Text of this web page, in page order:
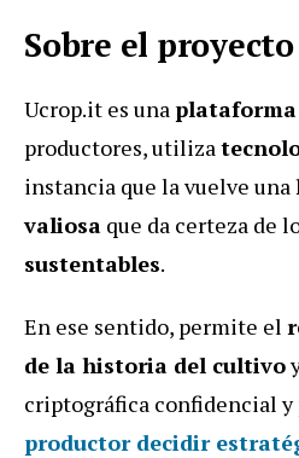
Sobre el proyecto
Ucrop.it es una
productores, utiliza
instancia que la vuelve una
valiosa que da certeza de
sustentables.
En ese sentido, permite el
de la historia del cultivo
criptográfica confidencial y
productor decidir